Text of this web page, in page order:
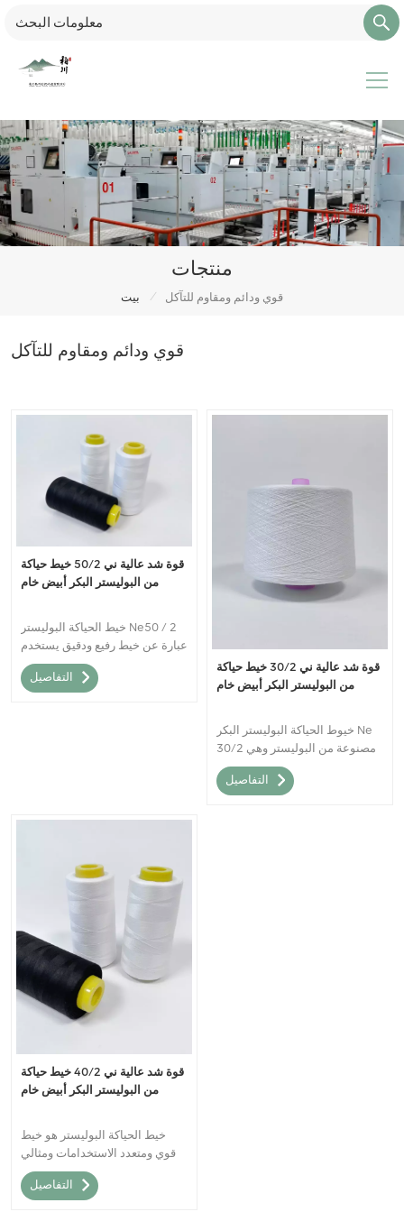
منتجات
بيت / قوي ودائم ومقاوم للتآكل
قوي ودائم ومقاوم للتآكل
قوة شد عالية ني 50/2 خيط حياكة
من البوليستر البكر أبيض خام
خيط الحياكة البوليستر Ne50 / 2
عبارة عن خيط رفيع ودقيق يستخدم
غالبًا للأقمشة خفيفة الوزن
والحساسة. التفاصيل
قوة شد عالية ني 30/2 خيط حياكة
من البوليستر البكر أبيض خام
خيوط الحياكة البوليستر البكر Ne
30/2 مصنوعة من البوليستر وهي
مادة تركيبية معروفة بمتانتها
التفاصيل
قوة شد عالية ني 40/2 خيط حياكة
من البوليستر البكر أبيض خام
خيط الحياكة البوليستر هو خيط
قوي ومتعدد الاستخدامات ومثالي
لمجموعة واسعة من مشاريع
الخياطة ، وهو مصنوع من ألياف
التفاصيل